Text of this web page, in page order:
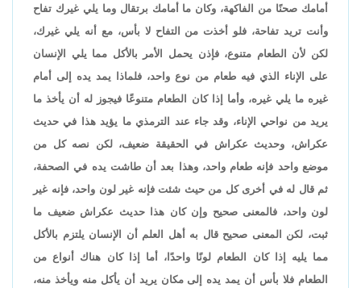
أمامك صحنًا من الفاكهة، وكان ما أمامك برتقال وما يلي غيرك تفاح
وأنت تريد تفاحة، فلو أخذت من التفاح لا بأس، مع أنه يلي غيرك،
لكن لأن الطعام متنوع، فإذن يحمل الأمر بالأكل مما يلي الإنسان
على الإناء الذي فيه طعام من نوع واحد، فلماذا يمد يده إلى أمام
غيره ما يلي غيره، وأما إذا كان الطعام متنوعًا فيجوز له أن يأخذ ما
يريد من نواحي الإناء، وقد جاء عند الترمذي ما يؤيد هذا في حديث
عكراش، وحديث عكراش في الحقيقة ضعيف، لكن نصه كل من
موضع واحد فإنه طعام واحد، وهذا بعد أن طاشت يده في الصحفة،
ثم قال له في أخرى كل من حيث شئت فإنه غير لون واحد، فإنه غير
لون واحد، فالمعنى صحيح وإن كان هذا حديث عكراش ضعيف ما
ثبت، لكن المعنى صحيح قال به أهل العلم أن الإنسان يلتزم بالأكل
مما يليه إذا كان الطعام لونًا واحدًا، أما إذا كان هناك أنواع من
الطعام فلا بأس أن يمد يده إلى مكان يريد أن يأكل منه ويأخذ منه،